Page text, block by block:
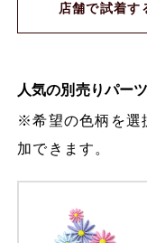
店舗で試着す
人気の別売りパー
※希望の色柄を選
加できます。